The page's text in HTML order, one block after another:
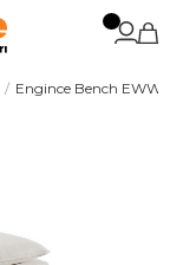
Engince Bench